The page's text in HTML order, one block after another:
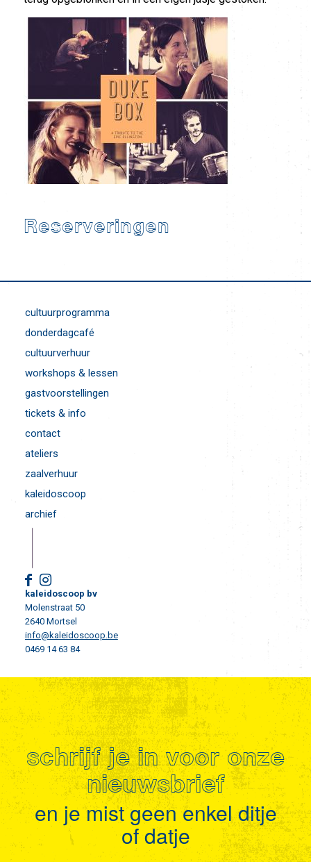
Reserveringen
cultuurprogramma
donderdagcafé
cultuurverhuur
workshops & lessen
gastvoorstellingen
tickets & info
contact
ateliers
zaalverhuur
kaleidoscoop
archief
kaleidoscoop bv
Molenstraat 50
2640 Mortsel
info@kaleidoscoop.be
0469 14 63 84
schrijf je in voor onze
nieuwsbrief
en je mist geen enkel ditje
of datje